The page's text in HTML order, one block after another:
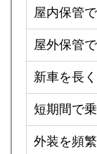
屋内保管
屋外保管
新車を長
短期間で
外装を頻